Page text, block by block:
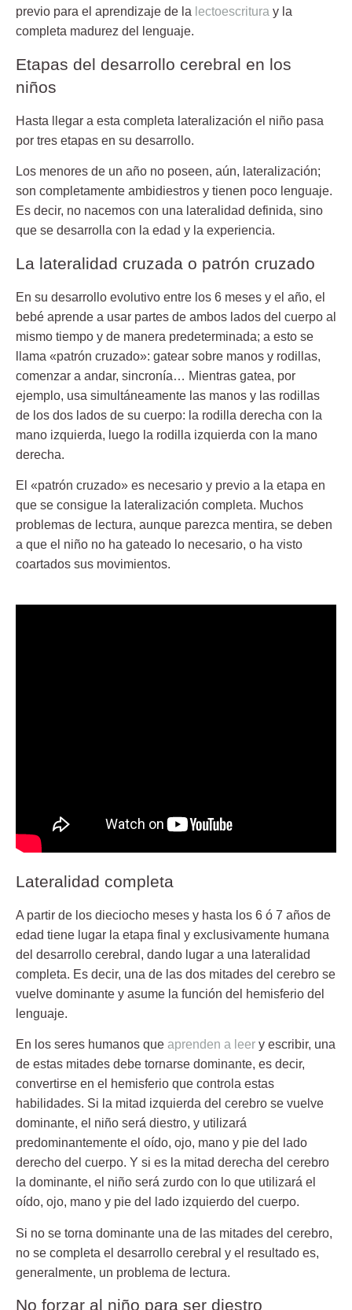
previo para el aprendizaje de la lectoescritura y la
completa madurez del lenguaje.
Etapas del desarrollo cerebral en los
niños
Hasta llegar a esta completa lateralización el niño pasa
por tres etapas en su desarrollo.
Los menores de un año no poseen, aún, lateralización;
son completamente ambidiestros y tienen poco lenguaje.
Es decir, no nacemos con una lateralidad definida, sino
que se desarrolla con la edad y la experiencia.
La lateralidad cruzada o patrón cruzado
En su desarrollo evolutivo entre los 6 meses y el año, el
bebé aprende a usar partes de ambos lados del cuerpo al
mismo tiempo y de manera predeterminada; a esto se
llama «patrón cruzado»: gatear sobre manos y rodillas,
comenzar a andar, sincronía… Mientras gatea, por
ejemplo, usa simultáneamente las manos y las rodillas
de los dos lados de su cuerpo: la rodilla derecha con la
mano izquierda, luego la rodilla izquierda con la mano
derecha.
El «patrón cruzado» es necesario y previo a la etapa en
que se consigue la lateralización completa. Muchos
problemas de lectura, aunque parezca mentira, se deben
a que el niño no ha gateado lo necesario, o ha visto
coartados sus movimientos.
Lateralidad completa
A partir de los dieciocho meses y hasta los 6 ó 7 años de
edad tiene lugar la etapa final y exclusivamente humana
del desarrollo cerebral, dando lugar a una lateralidad
completa. Es decir, una de las dos mitades del cerebro se
vuelve dominante y asume la función del hemisferio del
lenguaje.
En los seres humanos que aprenden a leer y escribir, una
de estas mitades debe tornarse dominante, es decir,
convertirse en el hemisferio que controla estas
habilidades. Si la mitad izquierda del cerebro se vuelve
dominante, el niño será diestro, y utilizará
predominantemente el oído, ojo, mano y pie del lado
derecho del cuerpo. Y si es la mitad derecha del cerebro
la dominante, el niño será zurdo con lo que utilizará el
oído, ojo, mano y pie del lado izquierdo del cuerpo.
Si no se torna dominante una de las mitades del cerebro,
no se completa el desarrollo cerebral y el resultado es,
generalmente, un problema de lectura.
No forzar al niño para ser diestro